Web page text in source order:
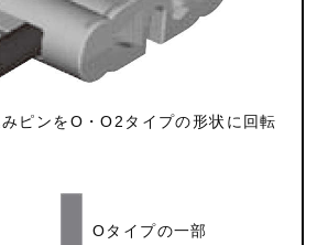
ピンをO・O2タイプの形状に回転
Oタイプの一部